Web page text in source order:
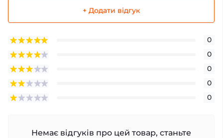
+ Додати відгук
0
0
0
0
0
Немає відгуків про цей товар, станьте